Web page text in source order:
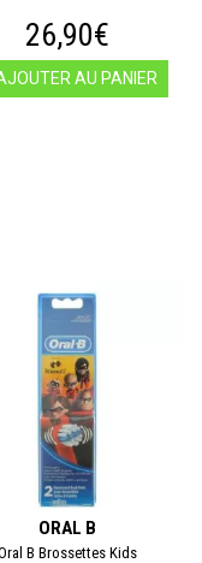
26,90€
AU PANIER
ORAL B
B Brossettes Kids